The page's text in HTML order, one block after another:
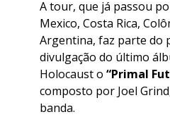
A tour, que já passou
Mexico, Costa Rica,
Argentina, faz parte do
divulgação do último
Holocaust o “Primal
composto por Joel
banda.